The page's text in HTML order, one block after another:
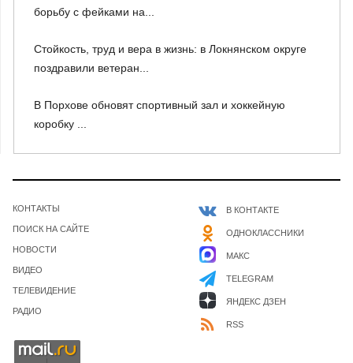
борьбу с фейками на...
Стойкость, труд и вера в жизнь: в Локнянском округе
поздравили ветеран...
В Порхове обновят спортивный зал и хоккейную
коробку ...
КОНТАКТЫ
ПОИСК НА САЙТЕ
НОВОСТИ
ВИДЕО
ТЕЛЕВИДЕНИЕ
РАДИО
В КОНТАКТЕ
ОДНОКЛАССНИКИ
МАКС
TELEGRAM
ЯНДЕКС ДЗЕН
RSS